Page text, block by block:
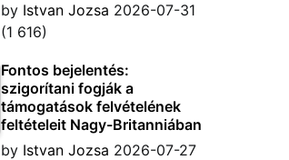
by Istvan Jozsa 2026-07-31
(1 616)
Fontos bejelentés:
szigorítani fogják a
támogatások felvételének
feltételeit Nagy-Britanniában
by Istvan Jozsa 2026-07-27